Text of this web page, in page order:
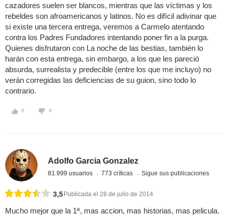
cazadores suelen ser blancos, mientras que las víctimas y los
rebeldes son afroamericanos y latinos. No es difícil adivinar que
si existe una tercera entrega, veremos a Carmelo atentando
contra los Padres Fundadores intentando poner fin a la purga.
Quienes disfrutaron con La noche de las bestias, también lo
harán con esta entrega, sin embargo, a los que les pareció
absurda, surrealista y predecible (entre los que me incluyo) no
verán corregidas las deficiencias de su guion, sino todo lo
contrario.
0 0
Adolfo Garcia Gonzalez
81.999 usuarios 773 críticas Sigue sus publicaciones
3,5 Publicada el 28 de julio de 2014
Mucho mejor que la 1ª, mas accion, mas historias, mas pelicula.